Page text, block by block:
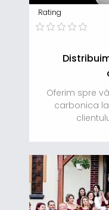
Rating
Oferim spre
carbonica